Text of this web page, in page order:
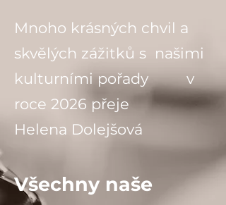
Mnoho krásných chvil a
skvělých zážitků s našimi
kulturními pořady v
roce 2026 přeje
Helena Dolejšová
Všechny naše